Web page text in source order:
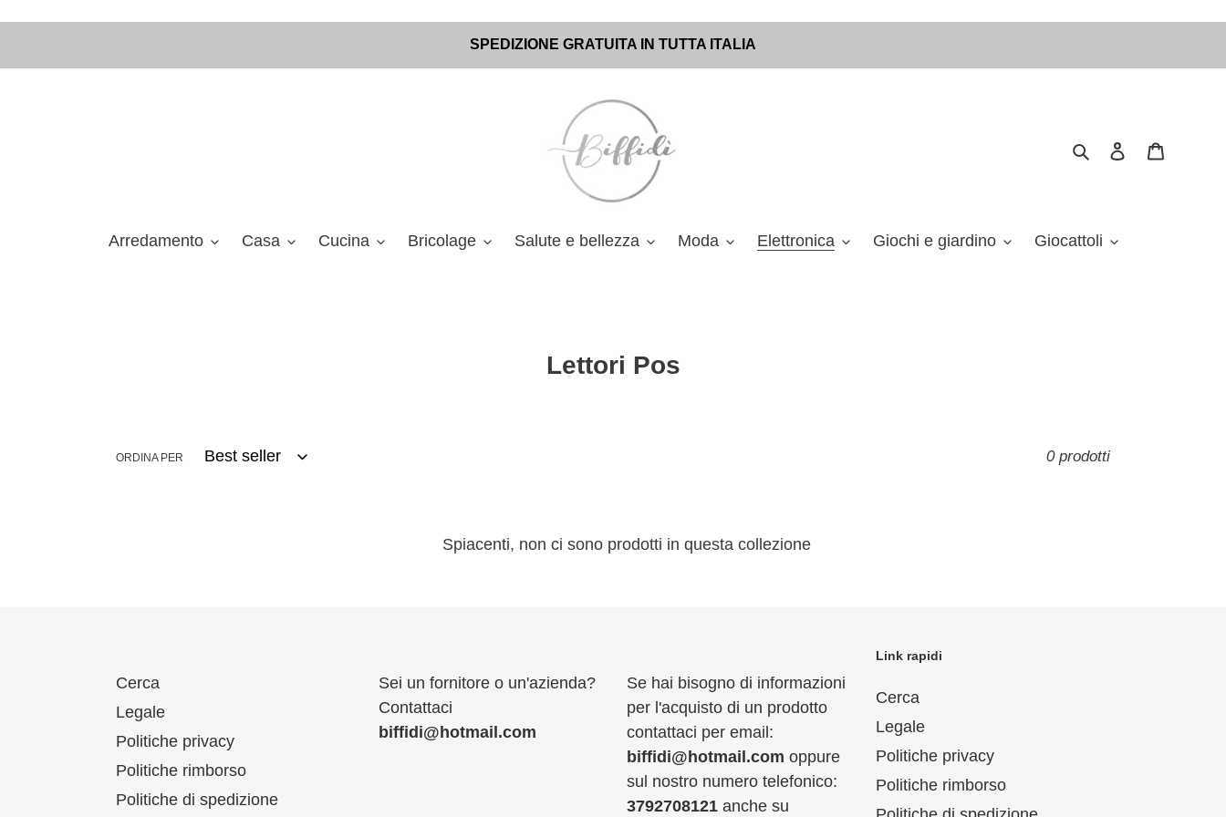
SPEDIZIONE GRATUITA IN TUTTA ITALIA
Cerca Accedi
Arredamento Casa Cucina Bricolage Salute e bellezza Moda Elettronica Giochi e giardino Giocattoli
C
i
Lettori Pos
ORDINA PER 0 prodotti
Spiacenti, non ci sono prodotti in questa collezione
Cerca
Legale
Politiche privacy
Politiche rimborso
Politiche di spedizione
Sei un fornitore o un'azienda?
Contattaci
biffidi@hotmail.com
Se hai bisogno di informazioni
per l'acquisto di un prodotto
contattaci per email:
biffidi@hotmail.com oppure
sul nostro numero telefonico:
3792708121 anche su
Link rapidi
Cerca
Legale
Politiche privacy
Politiche rimborso